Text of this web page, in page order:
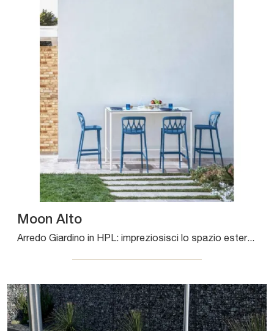
Moon Alto
Arredo Giardino in HPL: impreziosisci lo spazio esterno con svariate offerte di tavoli da giardino del brand Bontempi.